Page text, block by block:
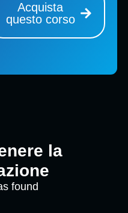
Acquista
questo corso
la
found